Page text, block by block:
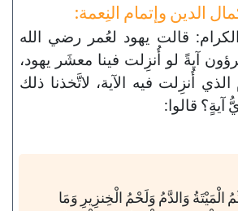
الدين وإتمام النِعمة:
الكرام: قالت يهود لعُمر رضي الله
آيةً لو أُنزِلت فينا معشَر يهود،
الذي أُنزِلت فيه الآية، لاتَّخذنا ذلك
آيةٍ؟ قالوا:
وَالدَّمُ وَلَحْمُ الْخِنزِيرِ وَمَا